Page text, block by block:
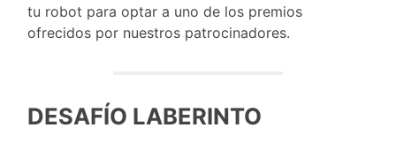
tu robot para optar a uno de los premios
ofrecidos por nuestros patrocinadores.
DESAFÍO LABERINTO